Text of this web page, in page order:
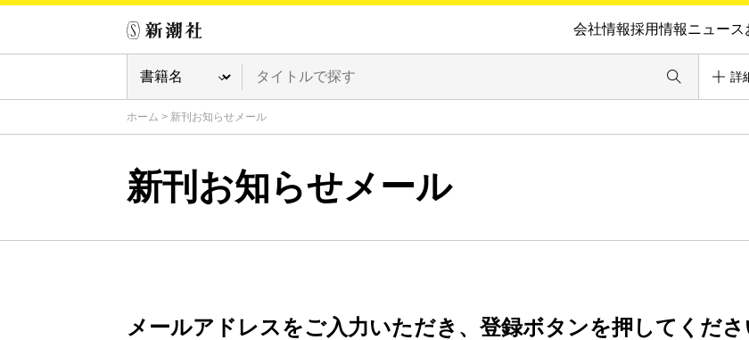
会社情報採用情報ニュース
詳
ホーム > 新刊お知らせメール
新刊お知らせメール
メールアドレスをご入力いただき、登録ボタンを押してくださ